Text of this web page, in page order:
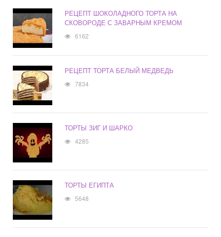
РЕЦЕПТ ШОКОЛАДНОГО ТОРТА НА
СКОВОРОДЕ С ЗАВАРНЫМ КРЕМОМ
6162
РЕЦЕПТ ТОРТА БЕЛЫЙ МЕДВЕДЬ
7834
ТОРТЫ ЗИГ И ШАРКО
4285
ТОРТЫ ЕГИПТА
5648